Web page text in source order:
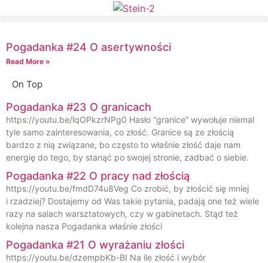
Pogadanka #24 O asertywności
Read More »
On Top
Pogadanka #23 O granicach
https://youtu.be/lqOPkzrNPg0 Hasło “granice” wywołuje niemal
tyle samo zainteresowania, co złość. Granice są ze złością
bardzo z nią związane, bo często to właśnie złość daje nam
energię do tego, by stanąć po swojej stronie, zadbać o siebie.
Pogadanka #22 O pracy nad złością
https://youtu.be/fmdD74u8Veg Co zrobić, by złościć się mniej
i rzadziej? Dostajemy od Was takie pytania, padają one też wiele
razy na salach warsztatowych, czy w gabinetach. Stąd też
kolejna nasza Pogadanka właśnie złości
Pogadanka #21 O wyrażaniu złości
https://youtu.be/dzempbKb-BI Na ile złość i wybór